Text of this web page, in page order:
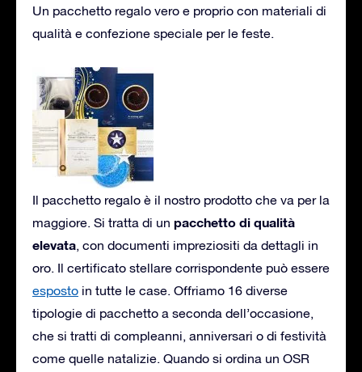
Un pacchetto regalo vero e proprio con materiali di
qualità e confezione speciale per le feste.
Il pacchetto regalo è il nostro prodotto che va per la
maggiore. Si tratta di un pacchetto di qualità
elevata, con documenti impreziositi da dettagli in
oro. Il certificato stellare corrispondente può essere
esposto in tutte le case. Offriamo 16 diverse
tipologie di pacchetto a seconda dell’occasione,
che si tratti di compleanni, anniversari o di festività
come quelle natalizie. Quando si ordina un OSR